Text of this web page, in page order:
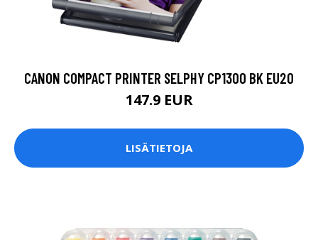
CANON COMPACT PRINTER SELPHY CP1300 BK EU20
147.9 EUR
LISÄTIETOJA